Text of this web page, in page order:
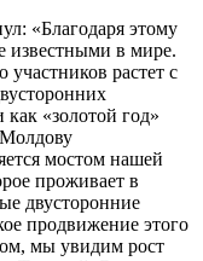
«Благодаря этому
известными в мире.
растет с
«золотой год»
мостом нашей
проживает в
двусторонние
продвижение этого
мы увидим рост